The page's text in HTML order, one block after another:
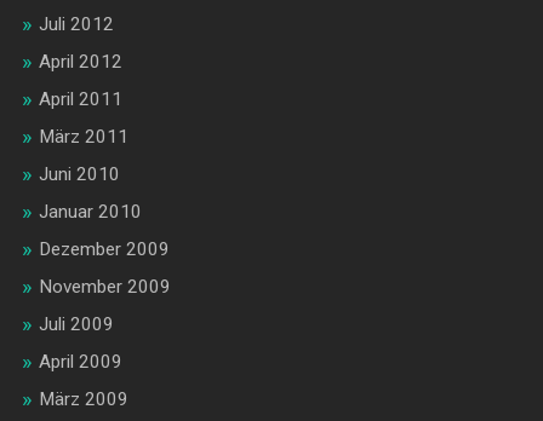
Juli 2012
April 2012
April 2011
März 2011
Juni 2010
Januar 2010
Dezember 2009
November 2009
Juli 2009
April 2009
März 2009